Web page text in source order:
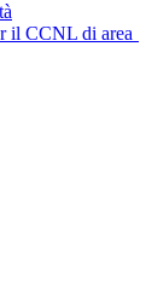
il CCNL di area